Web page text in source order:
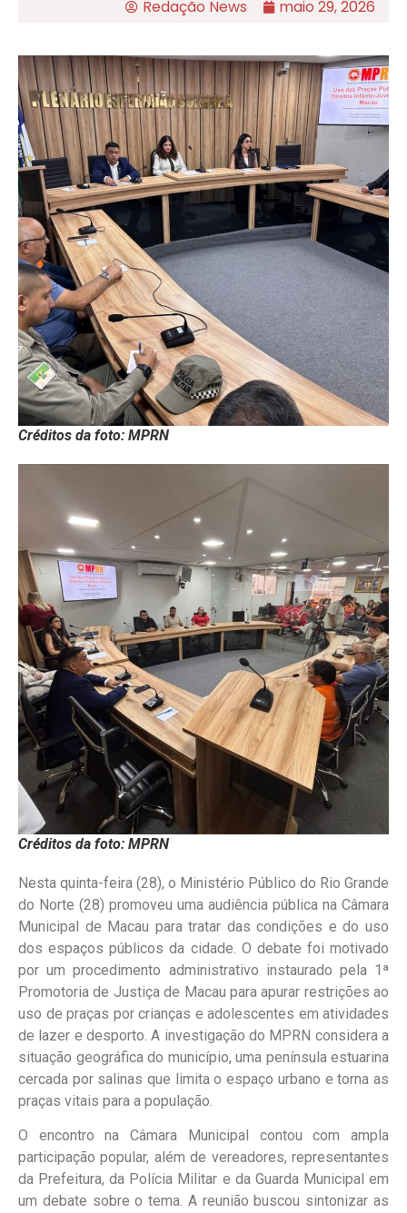
Redação News maio 29, 2026
Créditos da foto: MPRN
Créditos da foto: MPRN
Nesta quinta-feira (28), o Ministério Público do Rio Grande
do Norte (28) promoveu uma audiência pública na Câmara
Municipal de Macau para tratar das condições e do uso
dos espaços públicos da cidade. O debate foi motivado
por um procedimento administrativo instaurado pela 1ª
Promotoria de Justiça de Macau para apurar restrições ao
uso de praças por crianças e adolescentes em atividades
de lazer e desporto. A investigação do MPRN considera a
situação geográfica do município, uma península estuarina
cercada por salinas que limita o espaço urbano e torna as
praças vitais para a população.
O encontro na Câmara Municipal contou com ampla
participação popular, além de vereadores, representantes
da Prefeitura, da Polícia Militar e da Guarda Municipal em
um debate sobre o tema. A reunião buscou sintonizar as